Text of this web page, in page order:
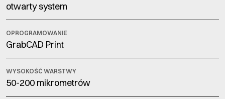
otwarty system
OPROGRAMOWANIE
GrabCAD Print
WYSOKOŚĆ WARSTWY
50-200 mikrometrów